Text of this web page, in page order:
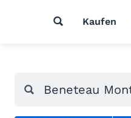
Kaufen